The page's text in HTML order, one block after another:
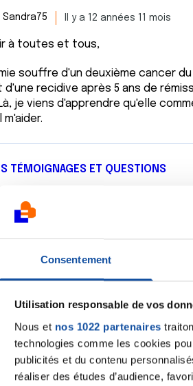
Consentement
Utilisation responsable de vos
Nous et nos 1022 partenaires
technologies comme les cookies
publicités et du contenu
réaliser des études d’audience,
Sandra75 Il y a 12 années 11 mois
à toutes et tous,
souffre d'un deuxième cancer
d'une recidive après 5 ans de
je viens d'apprendre qu'elle
TÉMOIGNAGES ET QUESTIONS
d'espoir
2013
TÉMOIGNAGES ET QUESTIONS
de soutien